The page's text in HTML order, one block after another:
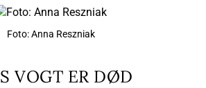
Foto: Anna Reszniak
VOGT ER DØD